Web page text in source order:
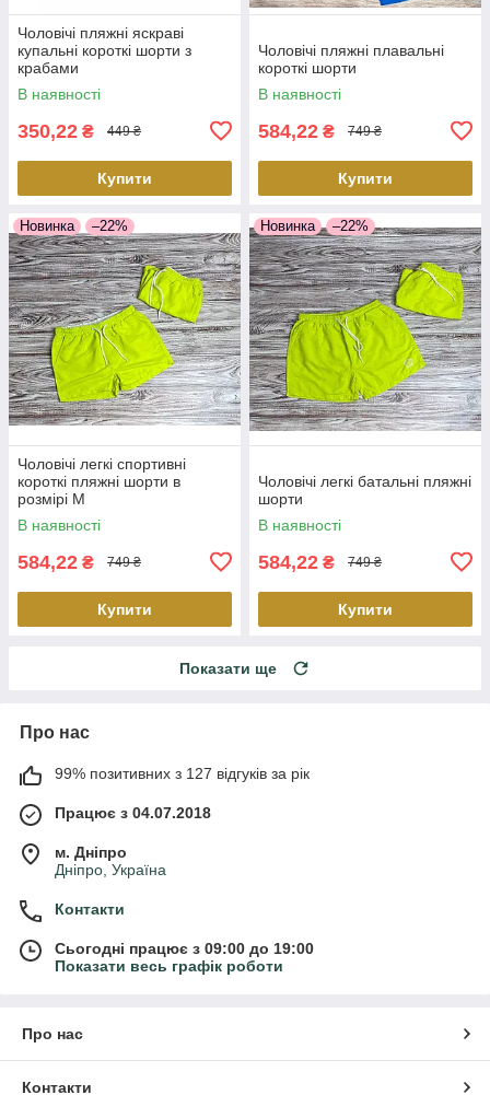
Чоловічі пляжні яскраві
купальні короткі шорти з
крабами
В наявності
350,22 ₴ 449 ₴
Купити
Чоловічі пляжні плавальні
короткі шорти
В наявності
584,22 ₴ 749 ₴
Купити
Новинка –22%
Чоловічі легкі спортивні
короткі пляжні шорти в
розмірі М
В наявності
584,22 ₴ 749 ₴
Купити
Новинка –22%
Чоловічі легкі батальні пляжні
шорти
В наявності
584,22 ₴ 749 ₴
Купити
Показати ще
Про нас
99% позитивних з 127 відгуків за рік
Працює з 04.07.2018
м. Дніпро
Дніпро, Україна
Контакти
Сьогодні працює з 09:00 до 19:00
Показати весь графік роботи
Про нас
Контакти